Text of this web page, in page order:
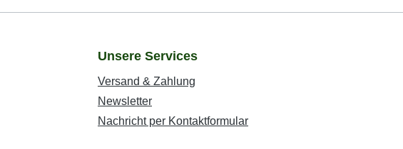
Unsere Services
Versand & Zahlung
Newsletter
Nachricht per Kontaktformular